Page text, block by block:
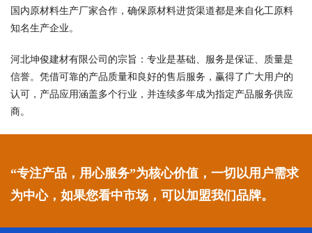
国内原材料生产厂家合作，确保原材料进货渠道都是来自化工原料
知名生产企业。
河北坤俊建材有限公司的宗旨：专业是基础、服务是保证、质量是
信誉。凭借可靠的产品质量和良好的售后服务，赢得了广大用户的
认可，产品应用涵盖多个行业，并连续多年成为指定产品服务供应
商。
“专注产品，用心服务”为核心价值，一切以用户需求
为中心，如果您看中市场，可以加盟我们品牌。